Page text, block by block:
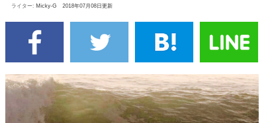
ライター: Micky-G 2018年07月08日更新